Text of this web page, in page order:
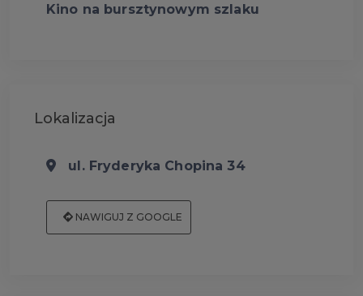
Kino na bursztynowym szlaku
Lokalizacja
ul. Fryderyka Chopina 34
NAWIGUJ Z GOOGLE